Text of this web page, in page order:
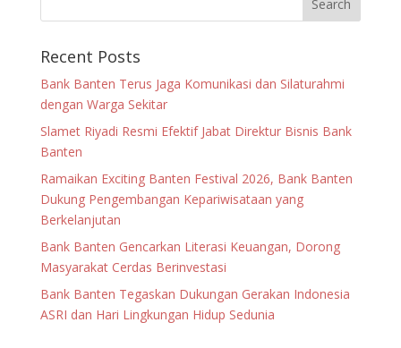
Recent Posts
Bank Banten Terus Jaga Komunikasi dan Silaturahmi
dengan Warga Sekitar
Slamet Riyadi Resmi Efektif Jabat Direktur Bisnis Bank
Banten
Ramaikan Exciting Banten Festival 2026, Bank Banten
Dukung Pengembangan Kepariwisataan yang
Berkelanjutan
Bank Banten Gencarkan Literasi Keuangan, Dorong
Masyarakat Cerdas Berinvestasi
Bank Banten Tegaskan Dukungan Gerakan Indonesia
ASRI dan Hari Lingkungan Hidup Sedunia